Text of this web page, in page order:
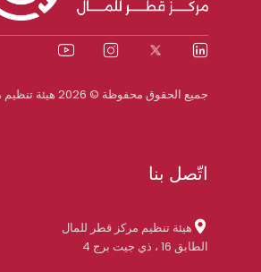
جميع الحقوق محفوظة © 2026 هيئة تنظيم مركز قطر للمال
اتّصل بنا
هيئة تنظيم مركز قطر للمال
الطابق 16 ، ذي جيت برج 4